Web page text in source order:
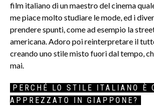
film italiano di un maestro del cinema
me piace molto studiare le mode, ed i
prendere spunti, come ad esempio la
americana. Adoro poi reinterpretare il
creando uno stile misto fuori dal tempo,
mai.
PERCHÉ LO STILE ITALIANO È
APPREZZATO IN GIAPPONE?